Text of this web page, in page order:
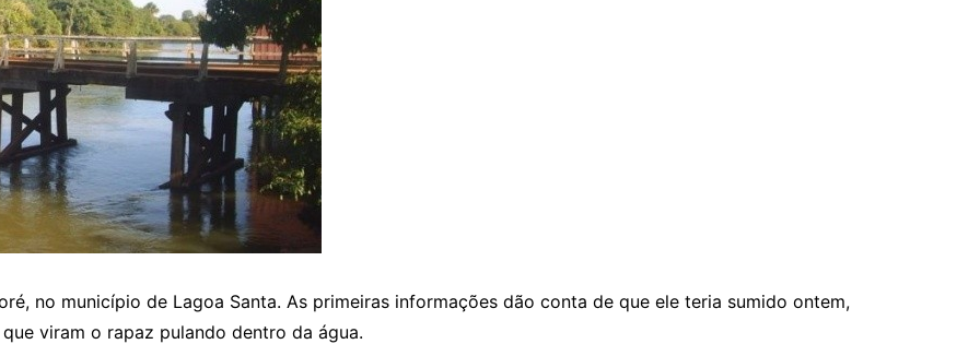
no município de Lagoa Santa. As primeiras informações dão conta de que ele teria sumido ontem,
viram o rapaz pulando dentro da água.